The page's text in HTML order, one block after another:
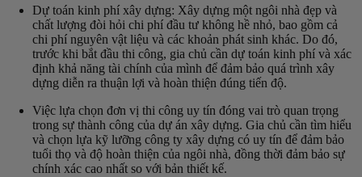
Dự toán kinh phí xây dựng: Xây dựng một ngôi nhà đẹp và
chất lượng đòi hỏi chi phí đầu tư không hề nhỏ, bao gồm cả
chi phí nguyên vật liệu và các khoản phát sinh khác. Do đó,
trước khi bắt đầu thi công, gia chủ cần dự toán kinh phí và xác
định khả năng tài chính của mình để đảm bảo quá trình xây
dựng diễn ra thuận lợi và hoàn thiện đúng tiến độ.
Việc lựa chọn đơn vị thi công uy tín đóng vai trò quan trọng
trong sự thành công của dự án xây dựng. Gia chủ cần tìm hiểu
và chọn lựa kỹ lưỡng công ty xây dựng có uy tín để đảm bảo
tuổi thọ và độ hoàn thiện của ngôi nhà, đồng thời đảm bảo sự
chính xác cao nhất so với bản thiết kế.